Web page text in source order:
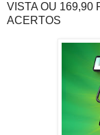
VISTA OU 169,90
ACERTOS